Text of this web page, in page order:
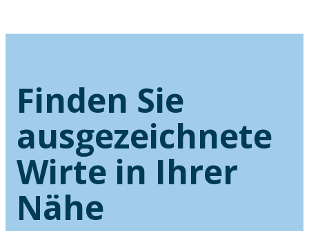
Finden Sie
ausgezeichnete
Wirte in Ihrer
Nähe